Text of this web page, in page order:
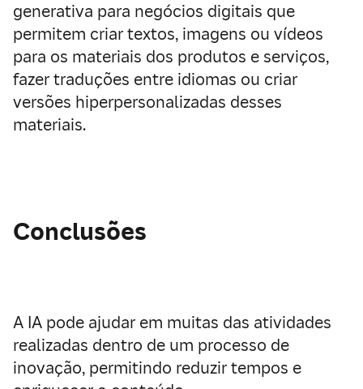
generativa para negócios digitais que
permitem criar textos, imagens ou vídeos
para os materiais dos produtos e serviços,
fazer traduções entre idiomas ou criar
versões hiperpersonalizadas desses
materiais.
Conclusões
A IA pode ajudar em muitas das atividades
realizadas dentro de um processo de
inovação, permitindo reduzir tempos e